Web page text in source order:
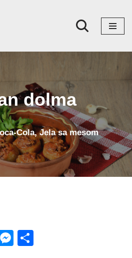
dolma
Cola,Jela sa mesom
W
M